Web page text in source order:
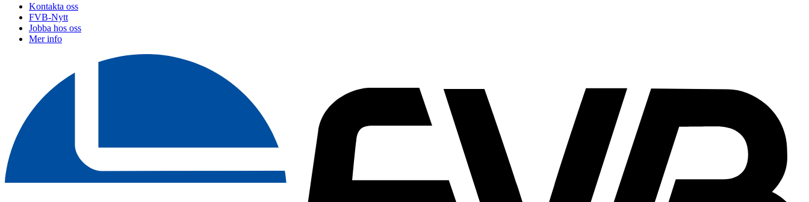
Kontakta oss
FVB-Nytt
Jobba hos oss
Mer info